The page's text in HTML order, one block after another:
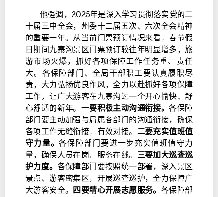
他强调，2025年是深入学习贯彻落实党的二
十届三中全会，州委十二届五次、六次全会精神
的重要一年。从当前门票预订情况来看，春节假
日期间九寨沟景区门票预订较往年明显增多，旅
游市场火爆，抓好各项保障工作任务重、责任
大。各保障部门、全局干部职工要认真履职尽
责，大力弘扬优良作风，全力以赴抓好各项保障
工作，让广大游客在九寨沟过一个开心愉快、舒
心舒适的新年。 一要积极主动沟通衔接。各保障
部门要主动加强与局属各部门的沟通衔接，确保
各项工作无缝衔接，有效对接。 二要充实值班值
守力量。各保障部门要进一步充实值班值守力
量，确保人员在岗、服务在线。 三要加大巡查巡
护力度。 各保障部门要按照统一部署，深入景区
景点、游客密集区，开展巡查巡护，全力保障广
大游客安全。
四要精心开展志愿服务。 各保障部